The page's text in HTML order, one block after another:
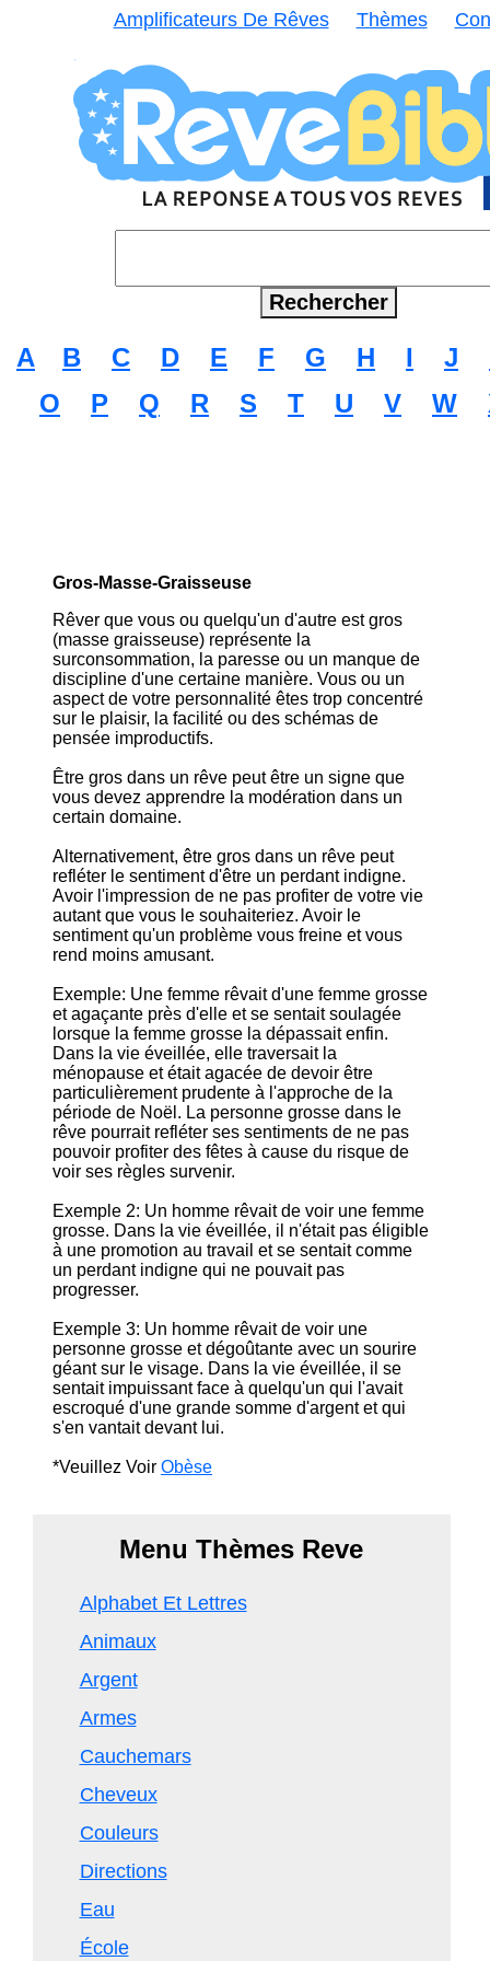
Amplificateurs De Rêves Thèmes
A B C D E F G H I J
O
P Q R S T U V W
Gros-Masse-Graisseuse
Rêver que vous ou quelqu'un d'autre est gros
(masse graisseuse) représente la
surconsommation, la paresse ou un manque de
discipline d'une certaine manière. Vous ou un
aspect de votre personnalité êtes trop concentré
sur le plaisir, la facilité ou des schémas de
pensée improductifs.
Être gros dans un rêve peut être un signe que
vous devez apprendre la modération dans un
certain domaine.
Alternativement, être gros dans un rêve peut
refléter le sentiment d'être un perdant indigne.
Avoir l'impression de ne pas profiter de votre vie
autant que vous le souhaiteriez. Avoir le
sentiment qu'un problème vous freine et vous
rend moins amusant.
Exemple: Une femme rêvait d'une femme grosse
et agaçante près d'elle et se sentait soulagée
lorsque la femme grosse la dépassait enfin.
Dans la vie éveillée, elle traversait la
ménopause et était agacée de devoir être
particulièrement prudente à l'approche de la
période de Noël. La personne grosse dans le
rêve pourrait refléter ses sentiments de ne pas
pouvoir profiter des fêtes à cause du risque de
voir ses règles survenir.
Exemple 2: Un homme rêvait de voir une femme
grosse. Dans la vie éveillée, il n'était pas éligible
à une promotion au travail et se sentait comme
un perdant indigne qui ne pouvait pas
progresser.
Exemple 3: Un homme rêvait de voir une
personne grosse et dégoûtante avec un sourire
géant sur le visage. Dans la vie éveillée, il se
sentait impuissant face à quelqu'un qui l'avait
escroqué d'une grande somme d'argent et qui
s'en vantait devant lui.
*Veuillez Voir Obèse
Menu Thèmes Reve
Alphabet Et Lettres
Animaux
Argent
Armes
Cauchemars
Cheveux
Couleurs
Directions
Eau
École